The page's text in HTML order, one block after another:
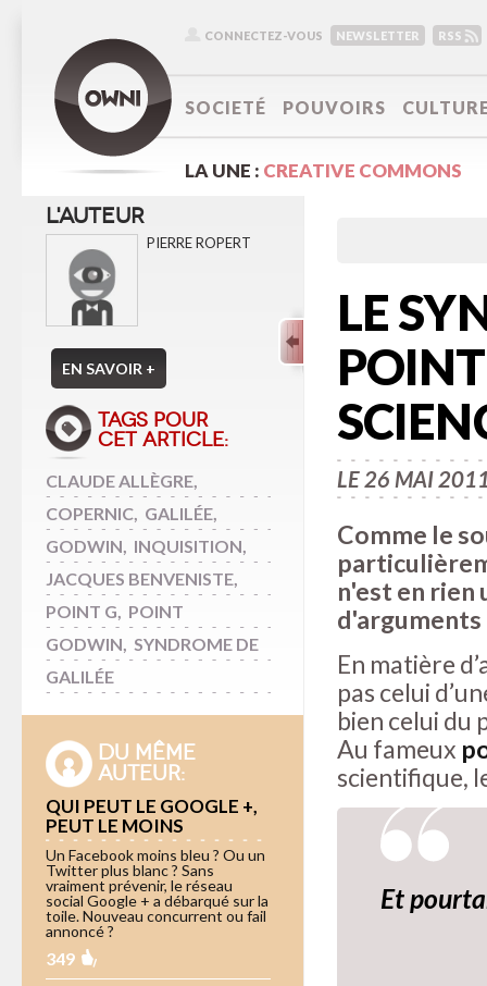
CONNECTEZ-VOUS NEWSLETTER RSS
SOCIETÉ POUVOIRS
LA UNE : CREATIVE COMMONS
LE
LE 26 MAI
Comme le
n'est en rien
d'arguments
En matière
pas celui
bien celui du
Au fameux
scientifique,
Et
L'AUTEUR
PIERRE ROPERT
EN SAVOIR +
TAGS POUR
CET ARTICLE:
CLAUDE ALLÈGRE
COPERNIC GALILÉE
GODWIN
INQUISITION
JACQUES BENVENISTE
POINT G
POINT
GODWIN
SYNDROME DE
GALILÉE
DU MÊME
AUTEUR:
QUI PEUT LE GOOGLE +,
PEUT LE MOINS
Un Facebook moins bleu ? Ou un
Twitter plus blanc ? Sans
vraiment prévenir, le réseau
social Google + a débarqué sur la
toile. Nouveau concurrent ou fail
annoncé ?
349